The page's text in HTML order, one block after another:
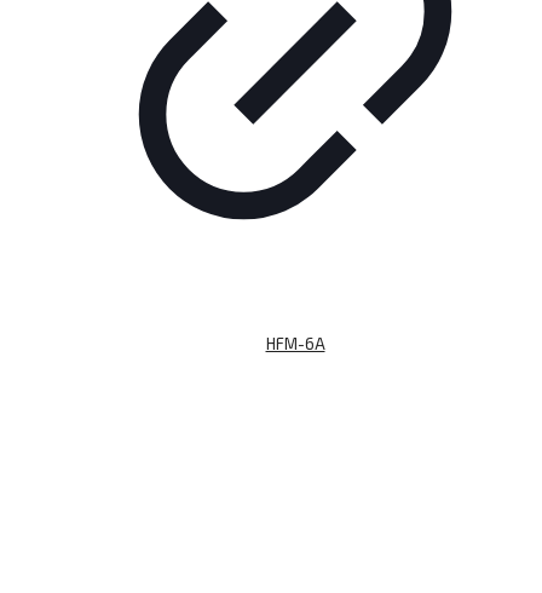
HFM-6A